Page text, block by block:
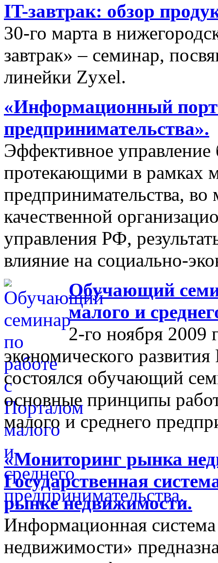
IT-завтрак: обзор
30-го марта в
завтрак» – семинар,
линейки Zyxel.
«Информационный
предпринимательства».
Эффективное управление
протекающими в рамках
предпринимательства,
качественной
управления РФ,
влияние на социально-
Обучающий
малого и
2-го ноября 2009
экономического
состоялся обучающий
основные принципы
малого и среднего
«Мониторинг рынка
Государственная
рынке недвижимости.
Информационная
недвижимости»